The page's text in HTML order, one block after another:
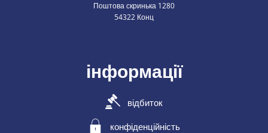
Поштова скринька 1280
54322 Конц
інформації
відбиток
конфіденційність